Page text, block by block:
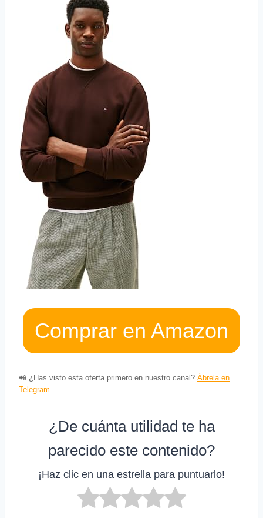
Comprar en Amazon
📲 ¿Has visto esta oferta primero en nuestro canal? Ábrela en
Telegram
¿De cuánta utilidad te ha
parecido este contenido?
¡Haz clic en una estrella para puntuarlo!